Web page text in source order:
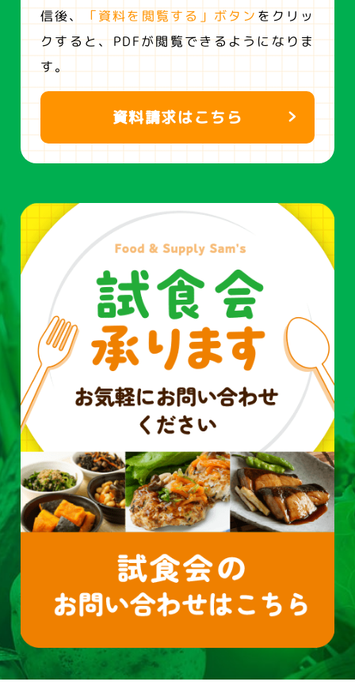
信後、
「資料を閲覧する」ボタン をクリッ
クすると、 PDFが閲覧できるようになりま
す。
資料請求はこちら